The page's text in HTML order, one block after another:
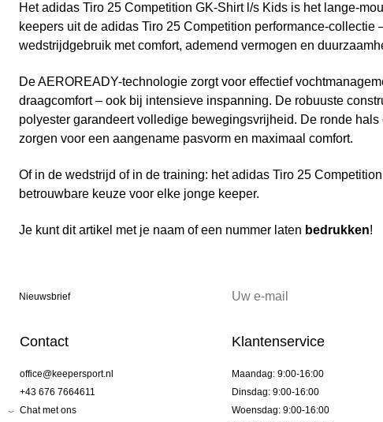
Het adidas Tiro 25 Competition GK-Shirt l/s Kids is het lange-
keepers uit de adidas Tiro 25 Competition performance-collectie
wedstrijdgebruik met comfort, ademend vermogen en
De AEROREADY-technologie zorgt voor effectief
draagcomfort – ook bij intensieve inspanning. De robuuste
polyester garandeert volledige bewegingsvrijheid. De ronde
zorgen voor een aangename pasvorm en maximaal comfort.
Of in de wedstrijd of in de training: het adidas Tiro 25
betrouwbare keuze voor elke jonge keeper.
Je kunt dit artikel met je naam of een nummer laten bedrukken!
Nieuwsbrief
Contact
office@keepersport.nl
+43 676 7664611
Chat met ons
Klantenservice
Maandag: 9:00-16:00
Dinsdag: 9:00-16:00
Woensdag: 9:00-16:00